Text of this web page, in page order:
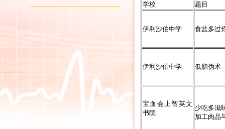
学校
题目
伊利沙伯中学 食盐多过
伊利沙伯中学 低脂伪术
宝血会上智英文
书院
少吃多滋
加工肉品